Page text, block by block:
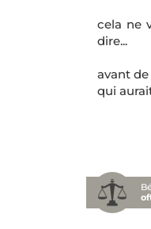
cela ne
dire...
avant
qui